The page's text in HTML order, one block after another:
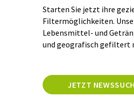
Starten Sie jetzt ihre
Filtermöglichkeiten.
Lebensmittel- und
und geografisch gefiltert
JETZT